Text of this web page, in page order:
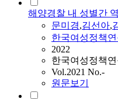
해양경찰 내 성별간
문미경,김선아,
한국여성정책
2022
한국여성정책
Vol.2021 No.-
원문보기